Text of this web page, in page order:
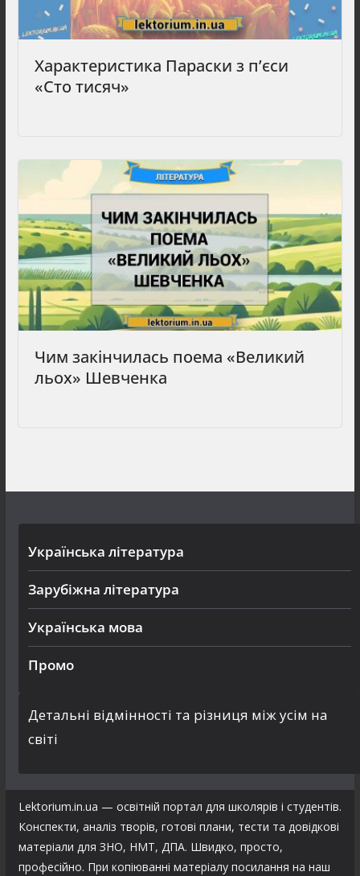
Характеристика Параски з п’єси
«Сто тисяч»
Чим закінчилась поема «Великий
льох» Шевченка
Українська література
Зарубіжна література
Українська мова
Промо
Детальні відмінності та різниця між усім на
світі
Lektorium.in.ua — освітній портал для школярів і студентів.
Конспекти, аналіз творів, готові плани, тести та довідкові
матеріали для ЗНО, НМТ, ДПА. Швидко, просто,
професійно. При копіюванні матеріалу посилання на наш